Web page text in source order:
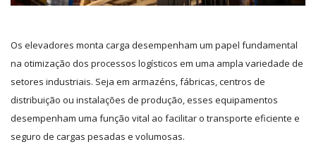
Os elevadores monta carga desempenham um papel fundamental
na otimização dos processos logísticos em uma ampla variedade de
setores industriais. Seja em armazéns, fábricas, centros de
distribuição ou instalações de produção, esses equipamentos
desempenham uma função vital ao facilitar o transporte eficiente e
seguro de cargas pesadas e volumosas.